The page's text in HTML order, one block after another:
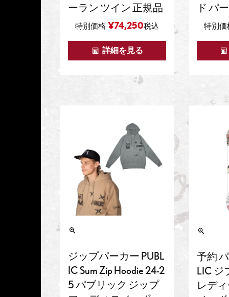
ーラン ツイン 正規品
特別価格 ¥74,250税込
詳細を見る
ド パ
特別価
ジップパーカー PUBL
IC Sum Zip Hoodie 24-2
5 パブリック ジップ
予約
LIC ジ
レデ